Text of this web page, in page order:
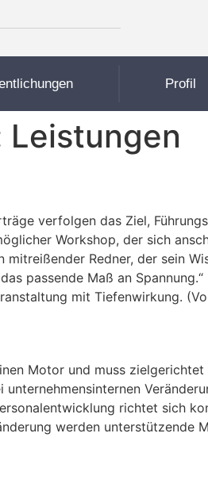
Profil
Leistungen
verfolgen das Ziel,
Workshop, der sich
mitreißender Redner, der sein
passende Maß an
mit Tiefenwirkung.
Motor und muss
unternehmensinternen
richtet sich
werden unterstützende